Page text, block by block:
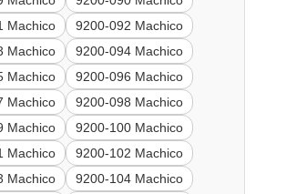
Machico
9200-092 Machico
Machico
9200-094 Machico
Machico
9200-096 Machico
Machico
9200-098 Machico
Machico
9200-100 Machico
Machico
9200-102 Machico
Machico
9200-104 Machico